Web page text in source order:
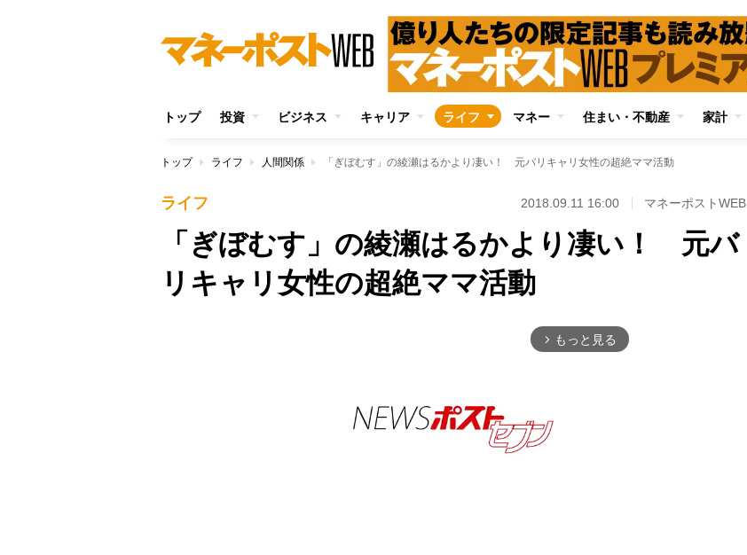
トップ 投資 ビジネス キャリア ライフ マネー 住まい・不動産 家計
トップ ライフ 人間関係 「ぎぼむす」の綾瀬はるかより凄い！ 元バリキャリ女性の超絶ママ活動
ライフ 2018.09.11 16:00 マネーポストWEB
「ぎぼむす」の綾瀬はるかより凄い！ 元バ
リキャリ女性の超絶ママ活動
arrow_forward_ios もっと見る